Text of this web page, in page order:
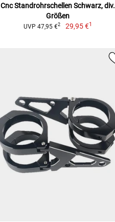
Cnc Standrohrschellen Schwarz, div.
Größen
UVP 47,95 €2 29,95 €1